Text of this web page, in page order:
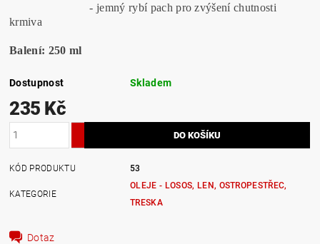
- jemný rybí pach pro zvýšení chutnosti
krmiva
Balení: 250 ml
Dostupnost Skladem
235 Kč
KÓD PRODUKTU 53
KATEGORIE
OLEJE - LOSOS, LEN, OSTROPESTŘEC,
TRESKA
Dotaz